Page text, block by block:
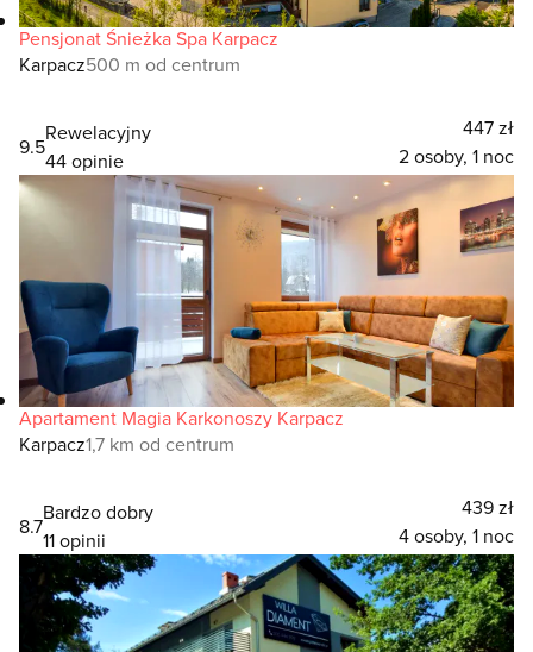
Pensjonat Śnieżka Spa Karpacz
Karpacz500 m od centrum
9.5
Rewelacyjny
44 opinie
447 zł
2 osoby, 1 noc
Apartament Magia Karkonoszy Karpacz
Karpacz1,7 km od centrum
8.7
Bardzo dobry
11 opinii
439 zł
4 osoby, 1 noc